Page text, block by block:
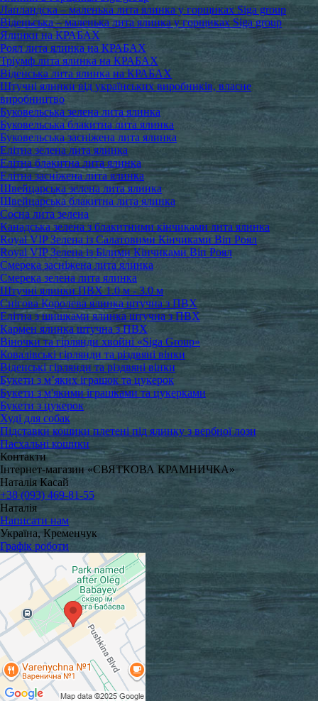
Лапландска – маленька лита ялинка у горщиках Siga group
Віденьська – маленька лита ялинка у горщиках Siga group
Ялинки на КРАБАХ
Роял лита ялинка на КРАБАХ
Тріумф лита ялинка на КРАБАХ
Віденська лита ялинка на КРАБАХ
Штучні ялинки від українських виробників, власне
виробництво
Буковельська зелена лита ялинка
Буковельська блакитна лита ялинка
Буковельська засніжена лита ялинка
Елітна зелена лита ялинка
Елітна блакитна лита ялинка
Елітна засніжена лита ялинка
Швейцарська зелена лита ялинка
Швейцарська блакитна лита ялинка
Сосна лита зелена
Канадська зелена з блакитними кінчиками лита ялинка
Royal VIP Зелена із Салатовими Кінчиками Віп Роял
Royal VIP Зелена із Білими Кінчиками Віп Роял
Смерека засніжена лита ялинка
Смерека зелена лита ялинка
Штучні ялинки ПВХ 1.0 м - 3.0 м
Снігова Королева ялинка штучна з ПВХ
Елітна з шишками ялинка штучна з ПВХ
Кармен ялинка штучна з ПВХ
Віночки та гірлянди хвойні «Siga Group»
Ковалівські гірлянди та різдвяні вінки
Віденські гірлянди та різдвяні вінки
Букети з м’яких іграшок та цукерок
Букети з м'якими іграшками та цукерками
Букети з цукерок
Худі для собак
Підставки кошики плетені під ялинку з вербної лози
Пасхальні кошики
Контакти
Інтернет-магазин «СВЯТКОВА КРАМНИЧКА»
Наталія Касай
+38 (093) 469-81-55
Наталія
Написати нам
Україна, Кременчук
Графік роботи